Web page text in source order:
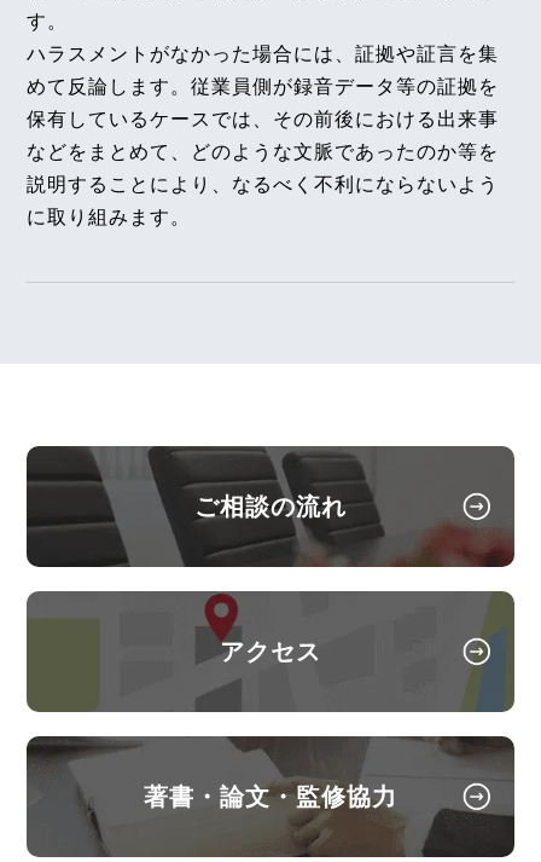
全国賃貸住宅新聞 2026年1月12日〈発行〉
2026年1月1日
『エルダー』
【知っておきたい労働法Q&A】「第90回 同一労働
同一賃金と労使自治、従業員による部下の引き抜き
行為の違法性」の論文を、企業法務担当執行役員・
2026年1月1日〈発行〉
2026年1月1日
『労働基準&人事労務実務Q&A』
今これが知りたいQ&A『有期教員と無期教職員の賃
金格差を違法とした明徳学園事件判決を読む』の論
た。
一般社団法人日本労務研究会 定期刊行物 2026年1
2025年12月8日
『全国賃貸住宅新聞』
企業法務担当執行役員・弁護士 家永勲「弁護士が解
【タイ】2025年2月号Vol.35
2025年2月における法律アップデート
2025年3月号Vol.159
派遣先企業と紹介予定派遣者との間の労働契約の成
否（任天堂ほか事件）～京都地方裁判所令和６年２
月２７日判決～
【タイ】2025年1月号Vol.34
2025年2月号Vol.158
有給休暇に対する時季変更権の行使時期（東海旅客
鉄道事件）～東京高等裁判所令和6年2月28日判決～
2025年1月法律アップデート(臨時版)
【不動産業界】2025年1月号Vol.122
賃貸借における敷地の利用権
2025年1月号Vol.157
再雇用嘱託職員と正職員の間の基本給および 賞与に
係る相違と旧労働契約法20条違反の成否（名古屋自
動車学校事件）～最高裁第一小法廷判決令和５年７
す。
ハラスメントがなかった場合には、証拠や証言を集
めて反論します。従業員側が録音データ等の証拠を
保有しているケースでは、その前後における出来事
などをまとめて、どのような文脈であったのか等を
説明することにより、なるべく不利にならないよう
に取り組みます。
ご相談の流れ
アクセス
著書・論文・監修協力